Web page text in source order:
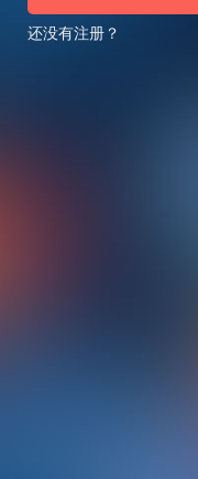
还没有注册？